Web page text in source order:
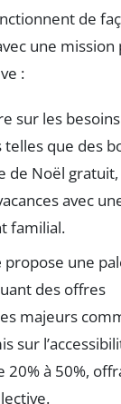
de
une mission
:
sur les
que des
de Noël
avec
familial.
propose une
des offres
majeurs
sur
à 50%,